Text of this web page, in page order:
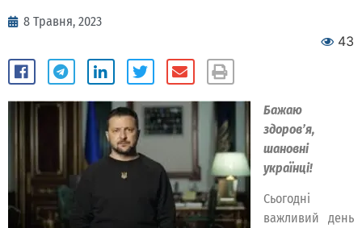
8 Травня, 2023
43
Бажаю
здоров’я,
шановні
українці!
Сьогодні
важливий день